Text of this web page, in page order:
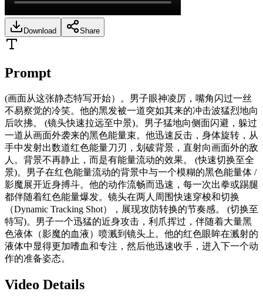
Download Share
Prompt
(画面从这张静态特写开始）。男子眼神凌厉，嘴角闪过一丝
不易察觉的冷笑。他的黑发被一道突如其来的冲击波猛烈地向
后吹拂。 (镜头快速拉远至中景)。男子猛地向侧面闪避，躲过
一道从画面外袭来的黑色能量束。他迅速反击，身体旋转，从
手中发射出数道红色能量刀刃，划破背景，直射向画面外的敌
人。背景不再静止，而是有能量流动的效果。 (快速切换至全
景)。男子在红色能量流动的背景中与一个模糊的黑色能量体 /
影魔展开近身搏斗。他的动作流畅而迅速，每一次出拳或踢腿
都伴随着红色能量爆发。镜头在两人周围快速穿梭和切换
（Dynamic Tracking Shot），展现攻防转换的节奏感。 (切换至
特写)。男子一个迅猛的近身攻击，利爪挥过，伴随着大量黑
色液体（影魔的血液）喷溅到镜头上。他的红色眼眸在溅射的
液体中显得更加嗜血和专注，然后他迅速收手，进入下一个动
作的准备姿态。
Video Details